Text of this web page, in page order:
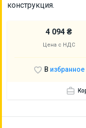
конструкция.
4 094 ₴
Цена с НДС
В избранное